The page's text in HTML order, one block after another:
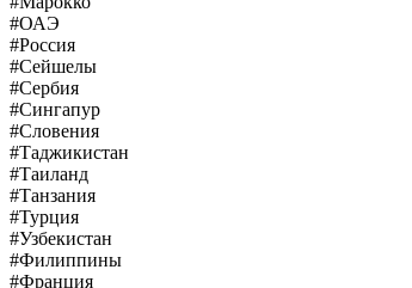
#ОАЭ
#Россия
#Сейшелы
#Сербия
#Сингапур
#Словения
#Таджикистан
#Таиланд
#Танзания
#Турция
#Узбекистан
#Филиппины
#Франция